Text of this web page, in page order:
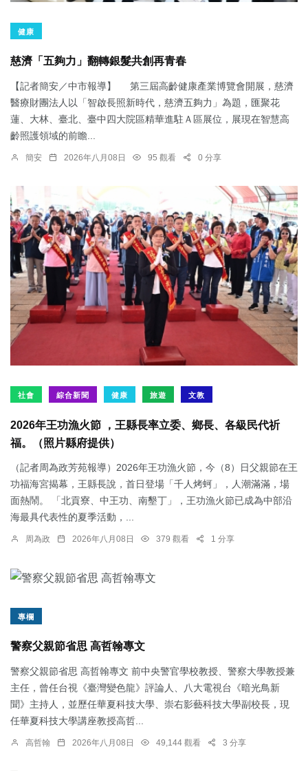
健康
慈濟「五夠力」翻轉銀髮共創再青春
【記者簡安／中市報導】 第三屆高齡健康產業博覽會開展，慈濟
醫療財團法人以「智啟長照新時代，慈濟五夠力」為題，匯聚花
蓮、大林、臺北、臺中四大院區精華進駐Ａ區展位，展現在智慧高
齡照護領域的前瞻...
簡安 2026年八月08日 95 觀看 0 分享
社會 綜合新聞 健康 旅遊 文教
2026年王功漁火節 ，王縣長率立委、鄉長、各級民代祈
福。（照片縣府提供）
（記者周為政芳苑報導）2026年王功漁火節，今（8）日父親節在王
功福海宮揭幕，王縣長說，首日登場「千人烤蚵」，人潮滿滿，場
面熱鬧。 「北貢寮、中王功、南墾丁」，王功漁火節已成為中部沿
海最具代表性的夏季活動，...
周為政 2026年八月08日 379 觀看 1 分享
專欄
警察父親節省思 高哲翰專文
警察父親節省思 高哲翰專文 前中央警官學校教授、警察大學教授兼
主任，曾任台視《臺灣變色龍》評論人、八大電視台《暗光鳥新
聞》主持人，並歷任華夏科技大學、崇右影藝科技大學副校長，現
任華夏科技大學講座教授高哲...
高哲翰 2026年八月08日 49,144 觀看 3 分享